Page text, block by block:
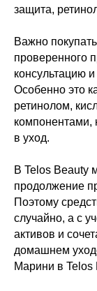
защита,
Важно
проверенного
консультацию
Особенно это
ретинолом,
компонентами,
в уход.
В Telos Beauty
продолжение
Поэтому
случайно, а с
активов и
домашнем
Марини в Telos